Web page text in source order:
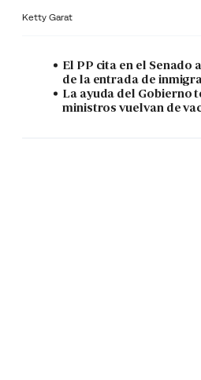
Ketty Garat
El PP cita en el
de la entrada de
La ayuda del Gobierno
ministros vuelvan de